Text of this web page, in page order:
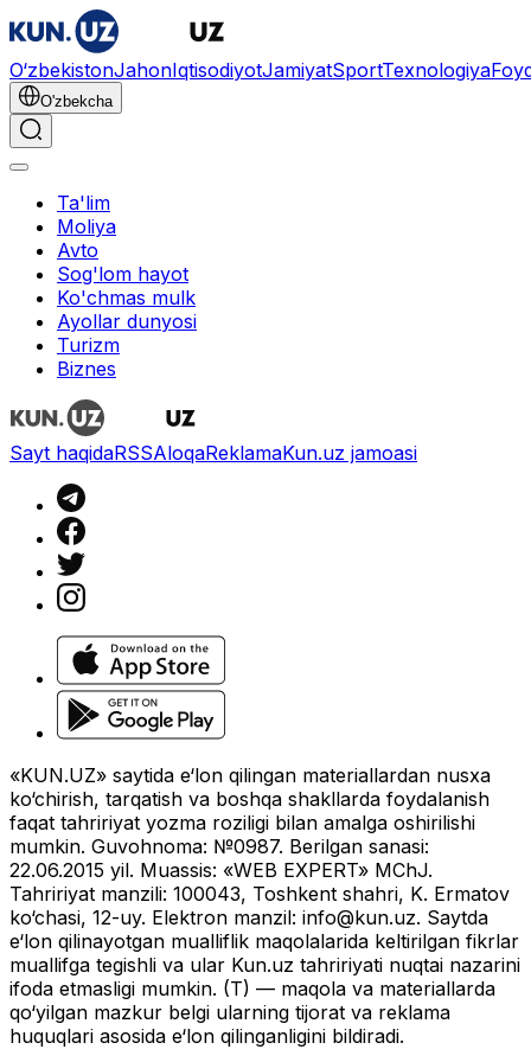
O‘zbekistonJahonIqtisodiyotJamiyatSportTexnologiya
O'zbekcha
Ta'lim
Moliya
Avto
Sog'lom hayot
Ko'chmas mulk
Ayollar dunyosi
Turizm
Biznes
Sayt haqidaRSSAloqaReklamaKun.uz jamoasi
«KUN.UZ» saytida e‘lon qilingan materiallardan nusxa
ko‘chirish, tarqatish va boshqa shakllarda foydalanish
faqat tahririyat yozma roziligi bilan amalga oshirilishi
mumkin. Guvohnoma: №0987. Berilgan sanasi:
22.06.2015 yil. Muassis: «WEB EXPERT» MChJ.
Tahririyat manzili: 100043, Toshkent shahri, K. Ermatov
ko‘chasi, 12-uy. Elektron manzil: info@kun.uz. Saytda
e‘lon qilinayotgan mualliflik maqolalarida keltirilgan fikrlar
muallifga tegishli va ular Kun.uz tahririyati nuqtai nazarini
ifoda etmasligi mumkin. (T) — maqola va materiallarda
qo‘yilgan mazkur belgi ularning tijorat va reklama
huquqlari asosida e‘lon qilinganligini bildiradi.